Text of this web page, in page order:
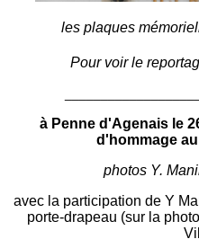
les plaques
Pour voir le
à Penne d'Agenais le
d'hommage
photos Y.
avec la participation de Y
porte-drapeau (sur la